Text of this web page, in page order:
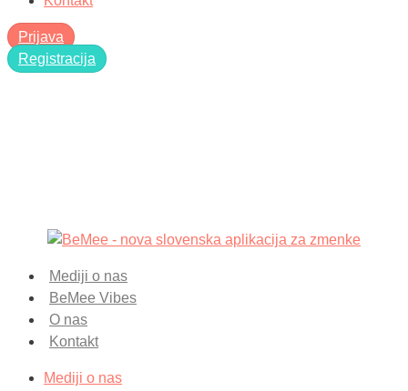
Prijava
Registracija
Mediji o nas
BeMee Vibes
O nas
Kontakt
Mediji o nas